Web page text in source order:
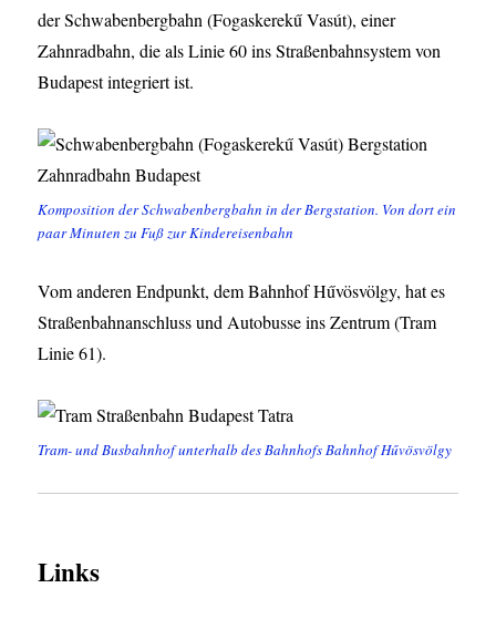
der Schwabenbergbahn (Fogaskerekű Vasút), einer
Zahnradbahn, die als Linie 60 ins Straßenbahnsystem von
Budapest integriert ist.
Komposition der Schwabenbergbahn in der Bergstation. Von dort ein
paar Minuten zu Fuß zur Kindereisenbahn
Vom anderen Endpunkt, dem Bahnhof Hűvösvölgy, hat es
Straßenbahnanschluss und Autobusse ins Zentrum (Tram
Linie 61).
Tram- und Busbahnhof unterhalb des Bahnhofs Bahnhof Hűvösvölgy
Links